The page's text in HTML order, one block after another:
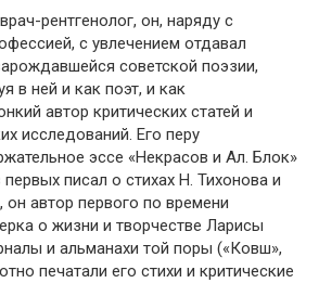
рентгенолог, он, наряду с
с увлечением отдавал
советской поэзии,
в ней и как поэт, и как
автор критических статей и
исследований. Его перу
эссе «Некрасов и Ал. Блок»
писал о стихах Н. Тихонова и
автор первого по времени
о жизни и творчестве Ларисы
и альманахи той поры («Ковш»,
печатали его стихи и критические